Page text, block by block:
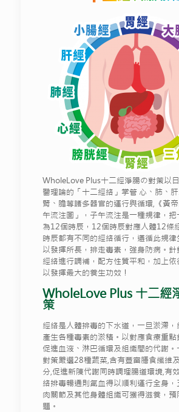
WholeLove Plus十二經淨腸の對策以
醫理論的「十二經絡」掌管 心、肺、肝
腎、膽等諸多器官的運行與循環,《黃
午流注圖」，子午流注是一種規律，
為12個時辰，12個時辰對應人體12條
時辰都有不同的經絡循行，遵循此規
以發揮所長，排走毒素，強身防病。針
經絡進行調補，配方性質平和，加上
以發揮最大的養生功效！
WholeLove Plus 十二經
策
經絡是人體排毒的下水道，一旦淤滯
產生各種毒素的淤積。以對應食療重
促進血液、淋巴循環及組織間的代謝。
對策嚴選28種蔬菜,含有豐富膳食纖維
分,促進新陳代謝同時調理腸道環境,有
絡排毒暢通則氣血得以順利運行全身
肉關節及其他身體組織可獲得滋養，預
題。